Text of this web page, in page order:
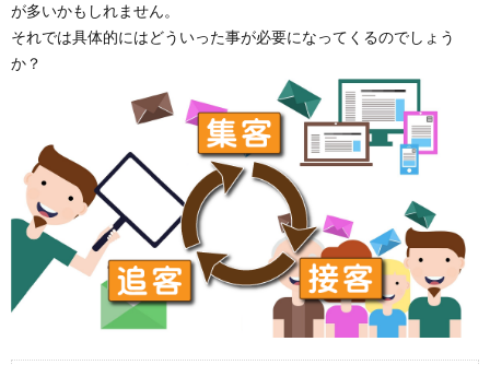
が多いかもしれません。
それでは具体的にはどういった事が必要になってくるのでしょう
か？